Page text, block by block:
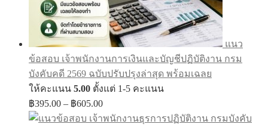
แนว
ข้อสอบ เจ้าพนักงานการเงินและบัญชีปฏิบัติงาน กรม
บังคับคดี 2569 ฉบับปรับปรุงล่าสุด พร้อมเฉลย
ให้คะแนน 5.00 ตั้งแต่ 1-5 คะแนน
฿395.00 – ฿605.00Price
฿395.00